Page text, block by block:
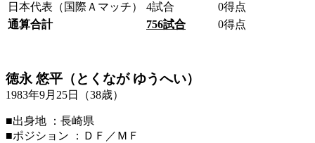
日本代表（国際Ａマッチ）
4試合
0得点
通算合計
756試合 0得点
徳永 悠平（とくなが ゆうへい）
1983年9月25日（38歳）
■出身地 ：長崎県
■ポジション ：ＤＦ／ＭＦ